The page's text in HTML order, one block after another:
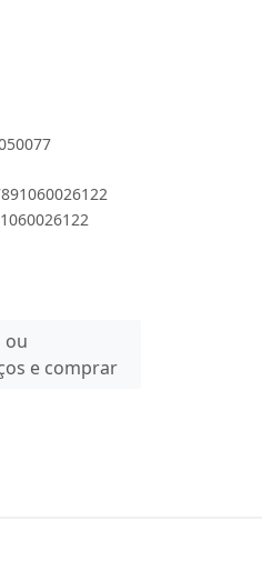
ou
e comprar